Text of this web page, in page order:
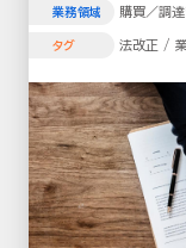
業務領域 購買／調
タグ 法改正 /